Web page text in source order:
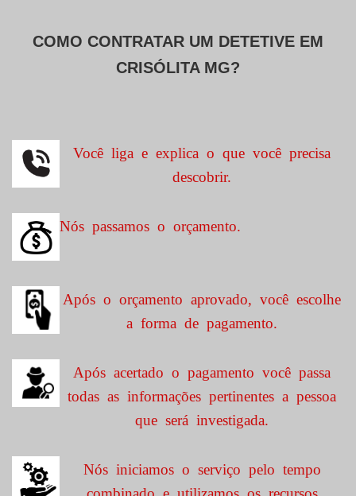
COMO CONTRATAR UM DETETIVE EM
CRISÓLITA MG?
Você liga e explica o que você precisa
descobrir.
Nós passamos o orçamento.
Após o orçamento aprovado, você escolhe
a forma de pagamento.
Após acertado o pagamento você passa
todas as informações pertinentes a pessoa
que será investigada.
Nós iniciamos o serviço pelo tempo
combinado e utilizamos os recursos